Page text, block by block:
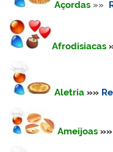
Açordas »»
Afrodisiacas
Aletria »»
Ameijoas »»